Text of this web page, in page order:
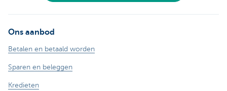
Ons aanbod
Betalen en betaald worden
Sparen en beleggen
Kredieten